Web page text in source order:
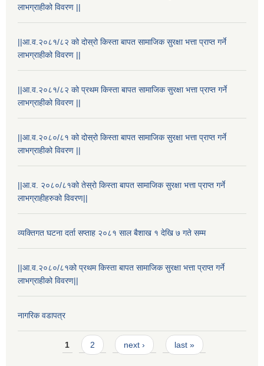
लाभग्राहीको विवरण ||
||आ.व.२०८१/८२ को दोस्रो किस्ता बापत सामाजिक सुरक्षा भत्ता प्राप्त गर्ने
लाभग्राहीको विवरण ||
||आ.व.२०८१/८२ को प्रथम किस्ता बापत सामाजिक सुरक्षा भत्ता प्राप्त गर्ने
लाभग्राहीको विवरण ||
||आ.व.२०८०/८१ को दोस्रो किस्ता बापत सामाजिक सुरक्षा भत्ता प्राप्त गर्ने
लाभग्राहीको विवरण ||
||आ.व. २०८०/८१को तेस्रो किस्ता बापत सामाजिक सुरक्षा भत्ता प्राप्त गर्ने
लाभग्राहीहरुको विवरण||
व्यक्तिगत घटना दर्ता सप्ताह २०८१ साल बैशाख १ देखि ७ गते सम्म
||आ.व.२०८०/८१को प्रथम किस्ता बापत सामाजिक सुरक्षा भत्ता प्राप्त गर्ने
लाभग्राहीको विवरण||
नागरिक वडापत्र
Pages1 2 next › last »